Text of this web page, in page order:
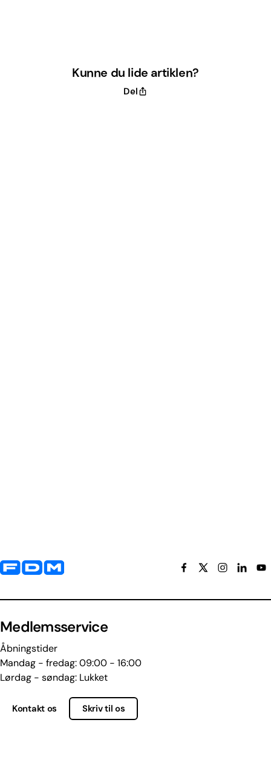
Kunne du lide artiklen?
Del
Yderligere information og kontaktoplysninger
Medlemsservice
Åbningstider
Mandag - fredag: 09:00 - 16:00
Lørdag - søndag: Lukket
Kontakt os Skriv til os